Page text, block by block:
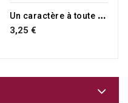
U
n caractère à toute épreuve
3,25 €